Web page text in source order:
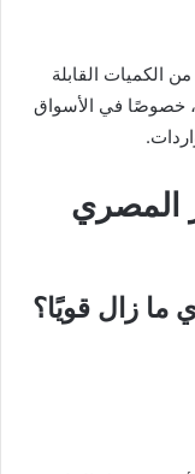
الكميات القابلة
خصوصًا في الأسواق
المصري
زال قويًا؟